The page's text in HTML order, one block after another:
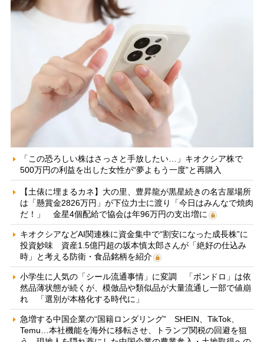
「この恐ろしい株はさっさと手放したい…」キオクシア株で
500万円の利益を出した女性が“夢よもう一度”と再購入
【土俵に埋まるカネ】大の里、豊昇龍が黒星続きの名古屋場所
は「懸賞金2826万円」が下位力士に渡り「今日はみんなで焼肉
だ！」 金星4個配給で協会は年96万円の支出増に
キオクシアなどAI関連株に資金集中で“割安になった成長株”に
投資妙味 資産1.5億円超の坂本慎太郎さんが「絶好の仕込み
時」と考える防衛・食品銘柄を紹介
小学生に人気の「シール流通事情」に変調 「ボンドロ」は依
然品薄状態が続くが、模倣品や類似品が大量流通し一部で値崩
れ 「選別が本格化する時代に」
急増する中国企業の“国籍ロンダリング” SHEIN、TikTok、
Temu…本社機能を海外に移転させ、トランプ関税の回避を狙